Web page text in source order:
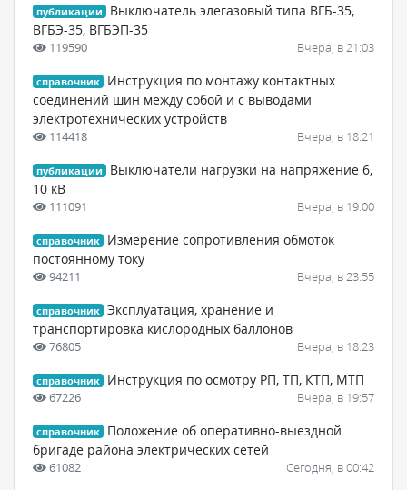
публикации
Выключатель элегазовый типа ВГБ-35,
ВГБЭ-35, ВГБЭП-35
119590 Вчера, в 21:03
справочник
Инструкция по монтажу контактных
соединений шин между собой и с выводами
электротехнических устройств
114418 Вчера, в 18:21
публикации
Выключатели нагрузки на напряжение 6,
10 кВ
111091 Вчера, в 19:00
справочник
Измерение сопротивления обмоток
постоянному току
94211 Вчера, в 23:55
справочник Эксплуатация, хранение и
транспортировка кислородных баллонов
76805 Вчера, в 18:23
справочник Инструкция по осмотру РП, ТП, КТП, МТП
67226 Вчера, в 19:57
справочник
Положение об оперативно-выездной
бригаде района электрических сетей
61082 Сегодня, в 00:42